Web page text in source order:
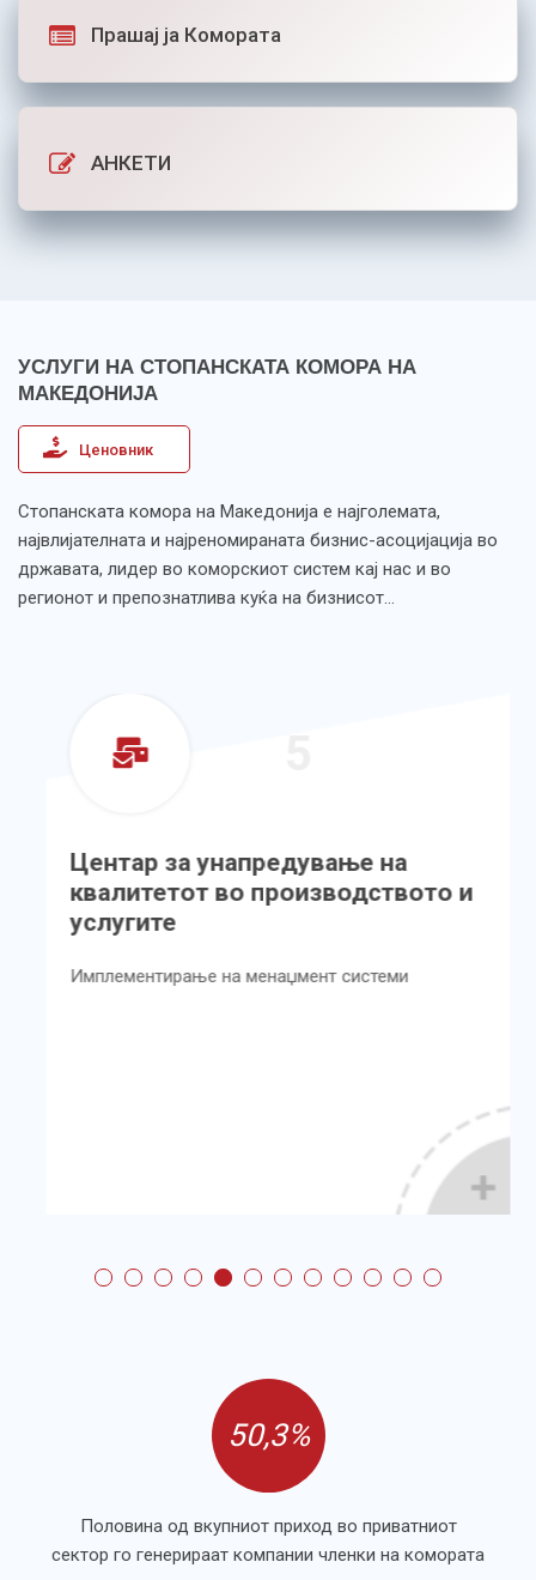
Прашај ја Комората
АНКЕТИ
УСЛУГИ НА СТОПАНСКАТА КОМОРА НА
МАКЕДОНИЈА
Ценовник
Стопанската комора на Македонија е најголемата,
највлијателната и најреномираната бизнис-асоцијација во
државата, лидер во коморскиот систем кај нас и во
регионот и препознатлива куќа на бизнисот…
Центар за унапредување на
квалитетот во производството и
услугите
Имплементирање на менаџмент системи
50,3%
Половина од вкупниот приход во приватниот
сектор го генерираат компании членки на комората